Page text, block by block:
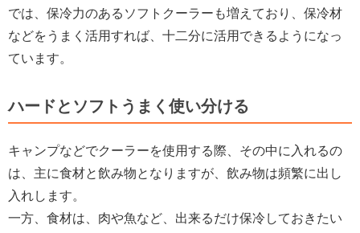
では、保冷力のあるソフトクーラーも増えており、保冷材
などをうまく活用すれば、十二分に活用できるようになっ
ています。
ハードとソフトうまく使い分ける
キャンプなどでクーラーを使用する際、その中に入れるの
は、主に食材と飲み物となりますが、飲み物は頻繁に出し
入れします。
一方、食材は、肉や魚など、出来るだけ保冷しておきたい